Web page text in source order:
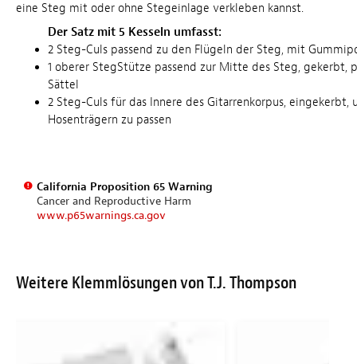
eine Steg mit oder ohne Stegeinlage verkleben kannst.
Der Satz mit 5 Kesseln umfasst:
2 Steg-Culs passend zu den Flügeln der Steg, mit
1 oberer StegStütze passend zur Mitte des Steg, gekerbt,
Sättel
2 Steg-Culs für das Innere des Gitarrenkorpus, eingekerbt,
Hosenträgern zu passen
California Proposition 65 Warning
Cancer and Reproductive Harm
www.p65warnings.ca.gov
Weitere Klemmlösungen von T.J. Thompson